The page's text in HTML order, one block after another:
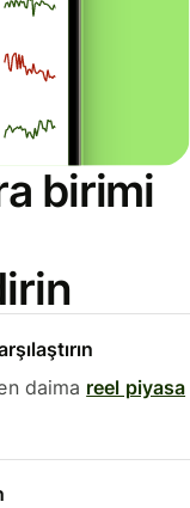
birimi
daima reel piyasa